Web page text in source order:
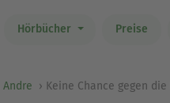
Hörbücher Preise
Keine Chance gegen